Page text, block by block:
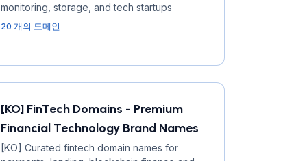
monitoring, storage, and tech startups
20 개의 도메인
[KO] FinTech Domains - Premium
Financial Technology Brand Names
[KO] Curated fintech domain names for